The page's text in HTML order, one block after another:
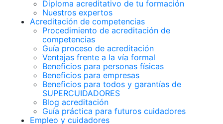
Diploma acreditativo de tu formación
Nuestros expertos
Acreditación de competencias
Procedimiento de acreditación de
competencias
Guía proceso de acreditación
Ventajas frente a la vía formal
Beneficios para personas físicas
Beneficios para empresas
Beneficios para todos y garantías de
SUPERCUIDADORES
Blog acreditación
Guía práctica para futuros cuidadores
Empleo y cuidadores